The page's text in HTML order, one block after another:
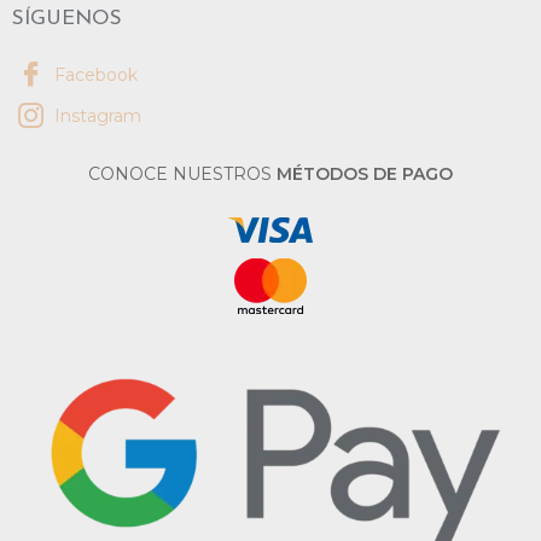
SÍGUENOS
Facebook
Instagram
CONOCE NUESTROS MÉTODOS DE PAGO